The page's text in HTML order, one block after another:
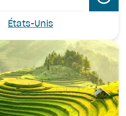
États-Unis